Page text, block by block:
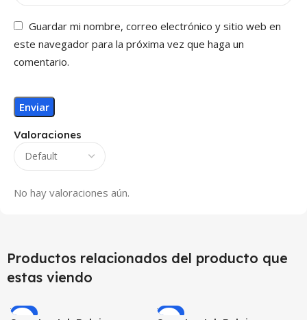
Valoraciones
No hay valoraciones aún.
Guardar mi nombre, correo electrónico y sitio web en
este navegador para la próxima vez que haga un
comentario.
Productos relacionados del producto que
estas viendo
-9% -9%